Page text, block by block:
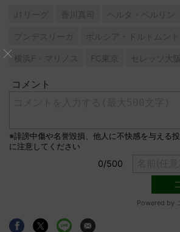
J1リーグ 香川真司 ヘルタ・ベルリン
ブンデスリーガ
ボルシア・ドルトムント
横浜F・マリノス
FC東京 セレッソ大阪